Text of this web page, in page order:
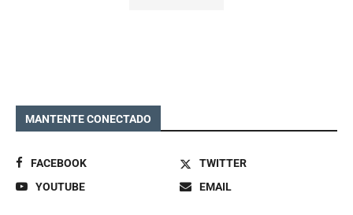
MANTENTE CONECTADO
FACEBOOK
TWITTER
YOUTUBE
EMAIL